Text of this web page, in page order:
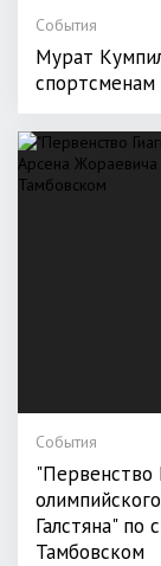
События
Мурат
События
Галстяна" по
Тамбовском